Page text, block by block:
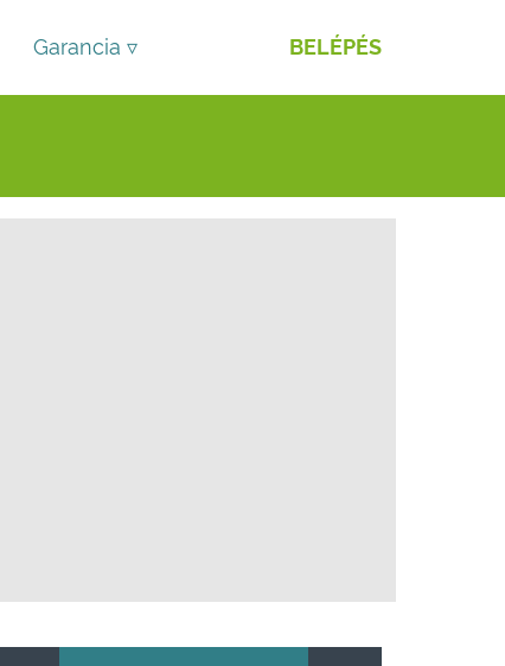
Garancia ▿ BELÉPÉS